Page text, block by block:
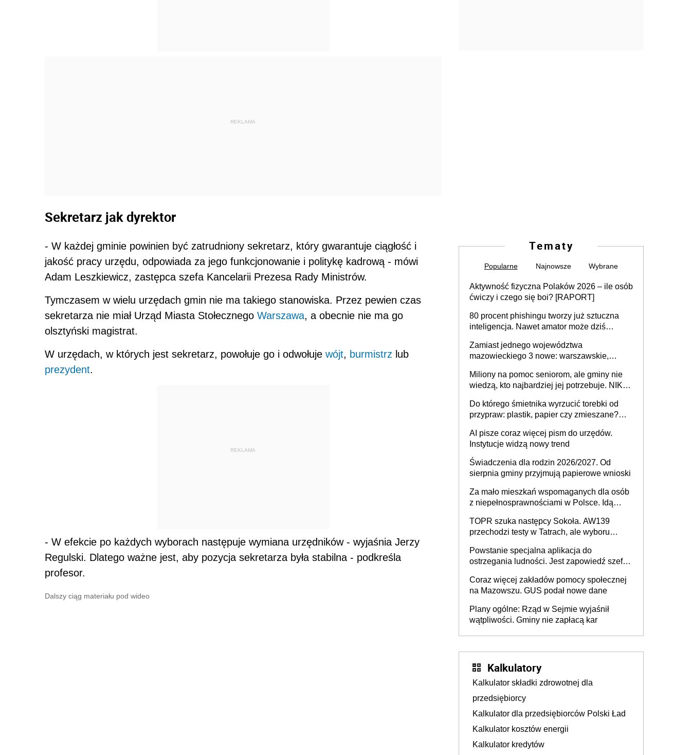
REKLAMA
Sekretarz jak dyrektor
- W każdej gminie powinien być zatrudniony sekretarz, który gwarantuje ciągłość i
jakość pracy urzędu, odpowiada za jego funkcjonowanie i politykę kadrową - mówi
Adam Leszkiewicz, zastępca szefa Kancelarii Prezesa Rady Ministrów.
Tymczasem w wielu urzędach gmin nie ma takiego stanowiska. Przez pewien czas
sekretarza nie miał Urząd Miasta Stołecznego Warszawa, a obecnie nie ma go
olsztyński magistrat.
W urzędach, w których jest sekretarz, powołuje go i odwołuje wójt, burmistrz lub
prezydent.
REKLAMA
- W efekcie po każdych wyborach następuje wymiana urzędników - wyjaśnia Jerzy
Regulski. Dlatego ważne jest, aby pozycja sekretarza była stabilna - podkreśla
profesor.
Dalszy ciąg materiału pod wideo
Tematy
Popularne Najnowsze Wybrane
Aktywność fizyczna Polaków 2026 – ile osób
ćwiczy i czego się boi? [RAPORT]
80 procent phishingu tworzy już sztuczna
inteligencja. Nawet amator może dziś
Zamiast jednego województwa
mazowieckiego 3 nowe: warszawskie,
Europie nie ma tak dużych jednostek
stołecznych
Miliony na pomoc seniorom, ale gminy nie
wiedzą, kto najbardziej jej potrzebuje. NIK
Do którego śmietnika wyrzucić torebki od
przypraw: plastik, papier czy zmieszane?
AI pisze coraz więcej pism do urzędów.
Instytucje widzą nowy trend
Świadczenia dla rodzin 2026/2027. Od
sierpnia gminy przyjmują papierowe wnioski
Za mało mieszkań wspomaganych dla osób
z niepełnosprawnościami w Polsce. Idą
TOPR szuka następcy Sokoła. AW139
przechodzi testy w Tatrach, ale wyboru
Powstanie specjalna aplikacja do
ostrzegania ludności. Jest zapowiedź szefa
Coraz więcej zakładów pomocy społecznej
na Mazowszu. GUS podał nowe dane
Plany ogólne: Rząd w Sejmie wyjaśnił
wątpliwości. Gminy nie zapłacą kar
Kalkulatory
Kalkulator składki zdrowotnej dla
przedsiębiorcy
Kalkulator dla przedsiębiorców Polski Ład
Kalkulator kosztów energii
Kalkulator kredytów